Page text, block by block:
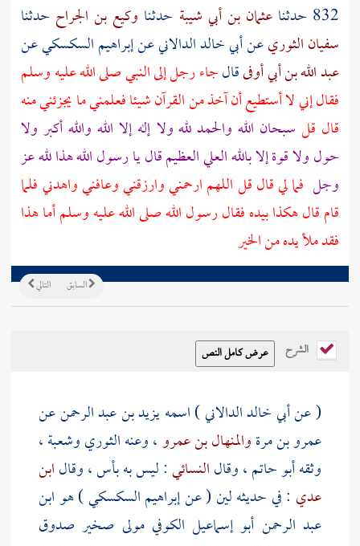
832 حدثنا عثمان بن أبي شيبة حدثنا وكيع بن الجراح حدثنا
سفيان الثوريعنأبي خالد الدالانيعنإبراهيم السكسكيعن
عبد الله بن أبي أوفىقالجاء رجل إلى النبي صلى الله عليه وسلم
فقال إني لا أستطيع أن آخذ من القرآن شيئا فعلمني ما يجزئني منه
قال قل سبحان الله والحمد لله ولا إله إلا الله والله أكبر ولا
حول ولا قوة إلا بالله العلي العظيم قال يا رسول الله هذا لله عز
وجل فما لي قال قل اللهم ارحمني وارزقني وعافني واهدني فلما
قام قال هكذا بيده فقال رسول الله صلى الله عليه وسلم أما هذا
فقد ملأ يده من الخير
التالي السابق
الشرح
( عنأبي خالد الدالاني) اسمهيزيد بن عبد الرحمنعن
عمرو بن مرةوالمنهال بن عمرو، وعنهالثوريوشعبة،
وثقهأبو حاتم، وقالالنسائي: ليس به بأس ، وقالابن
عدي : في حديثه لين ( عنإبراهيم السكسكي) هو ابن
عبد الرحمن أبو إسماعيل الكوفي مولى صخير صدوق